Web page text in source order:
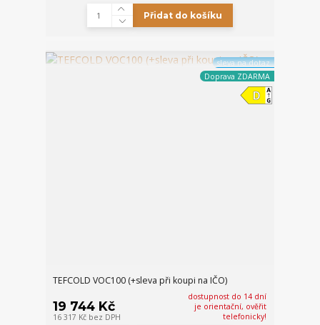
Přidat do košíku
sleva na dotaz
Doprava ZDARMA
TEFCOLD VOC100 (+sleva při koupi na IČO)
19 744 Kč
16 317 Kč bez DPH
dostupnost do 14 dní
je orientační, ověřit
telefonicky!